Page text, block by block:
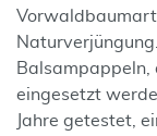
eingesetzt
Jahre getestet,